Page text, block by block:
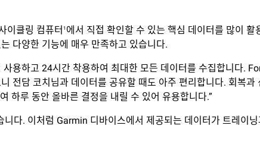
이클링 컴퓨터 1 에서 직접 확인할 수 있는 핵심 데이터를 많이
다양한 기능에 매우 만족하고 있습니다.
용하고 24시간 착용하여 최대한 모든 데이터를 수집합니다.
전담 코치님과 데이터를 공유할 때도 아주 편리합니다. 회복
하루 동안 올바른 결정을 내릴 수 있어 유용합니다.”
다. 이처럼 Garmin 디바이스에서 제공되는 데이터가 트레이